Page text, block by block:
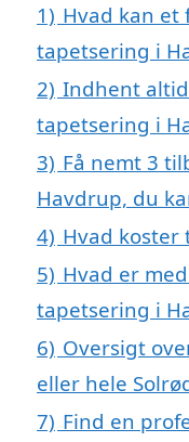
1) Hvad kan et
tapetsering i
2) Indhent
tapetsering i
3) Få nemt 3
Havdrup, du
4) Hvad koster
5) Hvad er
tapetsering i
6) Oversigt
eller hele
7) Find en